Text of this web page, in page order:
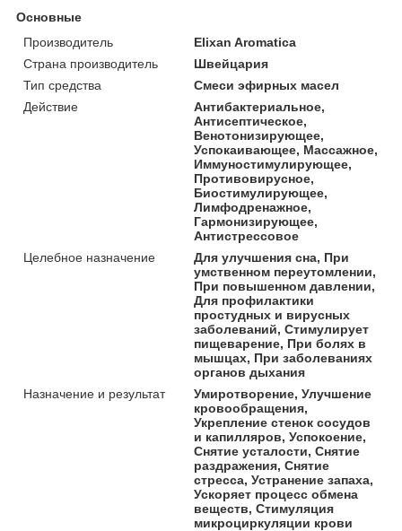
Основные
Производитель
Elixan Aromatica
Страна производитель
Швейцария
Тип средства
Смеси эфирных масел
Действие
Антибактериальное,
Антисептическое,
Венотонизирующее,
Успокаивающее, Массажное,
Иммуностимулирующее,
Противовирусное,
Биостимулирующее,
Лимфодренажное,
Гармонизирующее,
Антистрессовое
Целебное назначение
Для улучшения сна, При
умственном переутомлении,
При повышенном давлении,
Для профилактики
простудных и вирусных
заболеваний, Стимулирует
пищеварение, При болях в
мышцах, При заболеваниях
органов дыхания
Назначение и результат
Умиротворение, Улучшение
кровообращения,
Укрепление стенок сосудов
и капилляров, Успокоение,
Снятие усталости, Снятие
раздражения, Снятие
стресса, Устранение запаха,
Ускоряет процесс обмена
веществ, Стимуляция
микроциркуляции крови